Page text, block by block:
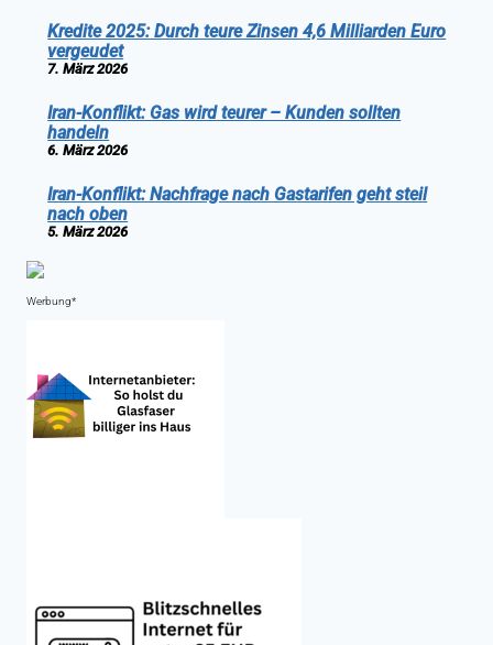
Kredite 2025: Durch teure Zinsen 4,6 Milliarden Euro
vergeudet
7. März 2026
Iran-Konflikt: Gas wird teurer – Kunden sollten
handeln
6. März 2026
Iran-Konflikt: Nachfrage nach Gastarifen geht steil
nach oben
5. März 2026
Werbung*